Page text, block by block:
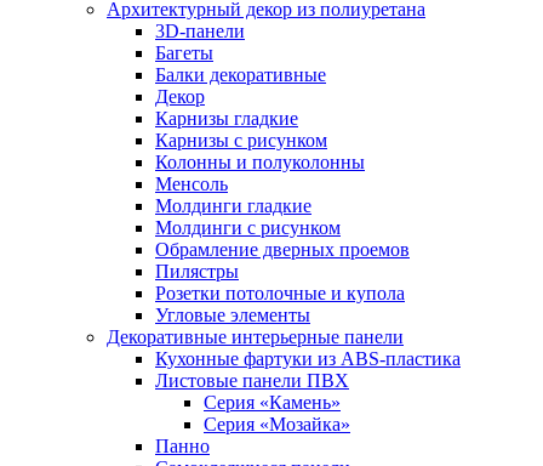
Архитектурный декор из полиуретана
3D-панели
Багеты
Балки декоративные
Декор
Карнизы гладкие
Карнизы с рисунком
Колонны и полуколонны
Менсоль
Молдинги гладкие
Молдинги с рисунком
Обрамление дверных проемов
Пилястры
Розетки потолочные и купола
Угловые элементы
Декоративные интерьерные панели
Кухонные фартуки из ABS-пластика
Листовые панели ПВХ
Серия «Камень»
Серия «Мозайка»
Панно